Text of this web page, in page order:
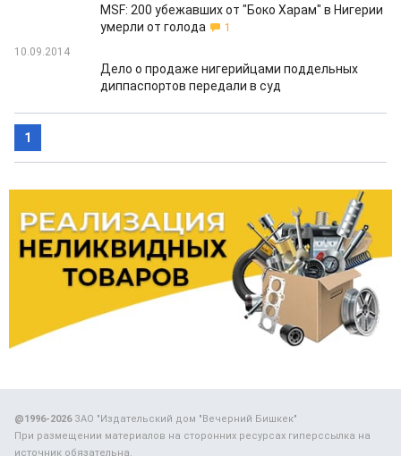
MSF: 200 убежавших от "Боко Харам" в Нигерии
умерли от голода
1
10.09.2014
Дело о продаже нигерийцами поддельных
диппаспортов передали в суд
1
@1996-2026ЗАО "Издательский дом "Вечерний Бишкек"
При размещении материалов на сторонних ресурсах гиперссылка на
источник обязательна.